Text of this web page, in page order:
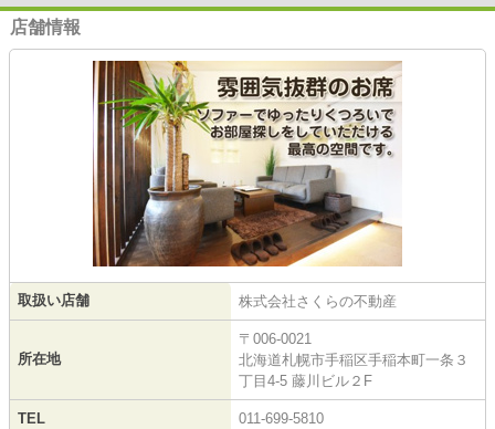
店舗情報
取扱い店舗 株式会社さくらの不動産
所在地
〒006-0021
北海道札幌市手稲区手稲本町一条３
丁目4-5 藤川ビル２F
TEL 011-699-5810